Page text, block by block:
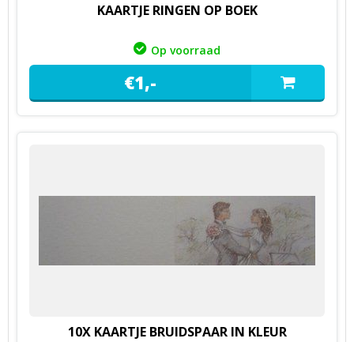
KAARTJE RINGEN OP BOEK
Op voorraad
€1,-
10X KAARTJE BRUIDSPAAR IN KLEUR